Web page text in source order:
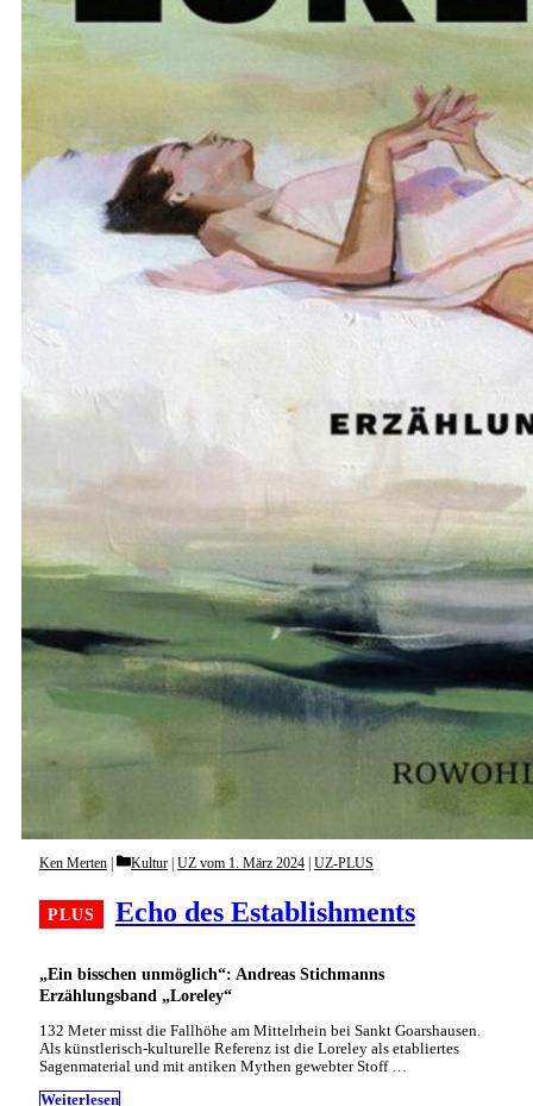
„Ein bisschen unmöglich“: Andreas Stichmanns
Erzählungsband „Loreley“
Echo des Establishments
Ken Merten Categories
Kultur UZ vom 1. März 2024 UZ-PLUS
132 Meter misst die Fallhöhe am Mittelrhein bei Sankt Goarshausen.
Als künstlerisch-kulturelle Referenz ist die Loreley als etabliertes
Sagenmaterial und mit antiken Mythen gewebter Stoff …
Weiterlesen